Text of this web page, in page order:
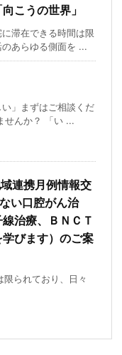
こうの世界」
滞在できる時間は限
あらゆる側面を ...
い」まずはご相談くだ
せんか？ 「い ...
連携月例情報交
い口腔がん治
治療、ＢＮＣＴ
びます）のご案
られており、日々